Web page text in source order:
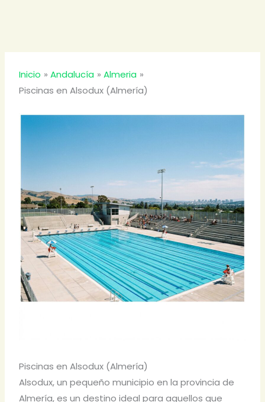
Inicio Andalucía
Almeria
Piscinas en Alsodux (Almería)
Piscinas en Alsodux (Almería)
Alsodux, un pequeño municipio en la provincia de
Almería, es un destino ideal para aquellos que